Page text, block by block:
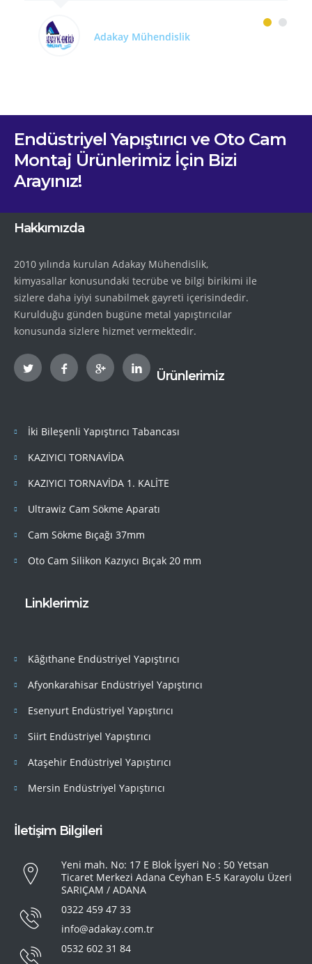
Adakay Mühendislik
Endüstriyel Yapıştırıcı ve Oto Cam
Montaj Ürünlerimiz İçin Bizi
Arayınız!
Hakkımızda
2010 yılında kurulan Adakay Mühendislik,
kimyasallar konusundaki tecrübe ve bilgi birikimi ile
sizlere daha iyiyi sunabilmek gayreti içerisindedir.
Kurulduğu günden bugüne metal yapıştırıcılar
konusunda sizlere hizmet vermektedir.
Ürünlerimiz
İki Bileşenli Yapıştırıcı Tabancası
KAZIYICI TORNAVİDA
KAZIYICI TORNAVİDA 1. KALİTE
Ultrawiz Cam Sökme Aparatı
Cam Sökme Bıçağı 37mm
Oto Cam Silikon Kazıyıcı Bıçak 20 mm
Linklerimiz
Kâğıthane Endüstriyel Yapıştırıcı
Afyonkarahisar Endüstriyel Yapıştırıcı
Esenyurt Endüstriyel Yapıştırıcı
Siirt Endüstriyel Yapıştırıcı
Ataşehir Endüstriyel Yapıştırıcı
Mersin Endüstriyel Yapıştırıcı
İletişim Bilgileri
Yeni mah. No: 17 E Blok İşyeri No : 50 Yetsan
Ticaret Merkezi Adana Ceyhan E-5 Karayolu Üzeri
SARIÇAM / ADANA
0322 459 47 33
info@adakay.com.tr
0532 602 31 84